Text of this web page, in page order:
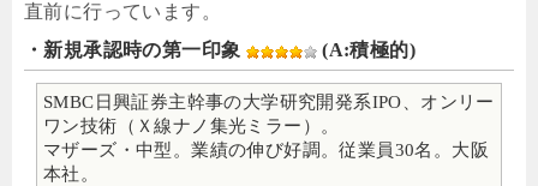
直前に行っています。
・新規承認時の第一印象
(A:積極的)
SMBC日興証券主幹事の大学研究開発系IPO、オンリー
ワン技術（Ｘ線ナノ集光ミラー）。
マザーズ・中型。業績の伸び好調。従業員30名。大阪
本社。